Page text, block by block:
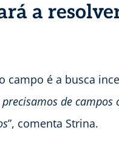
a
é a busca
de campos
”, comenta Strina.